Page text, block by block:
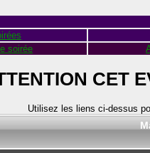
soirée
CET
Utilisez les liens ci-dessus